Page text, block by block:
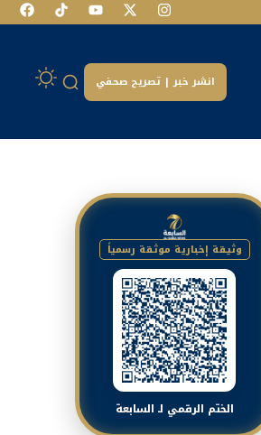
انشر خبر | تصريح صحفي
وثيقة إخبارية موثقة رسمياً
الختم الرقمي لـ السابعة